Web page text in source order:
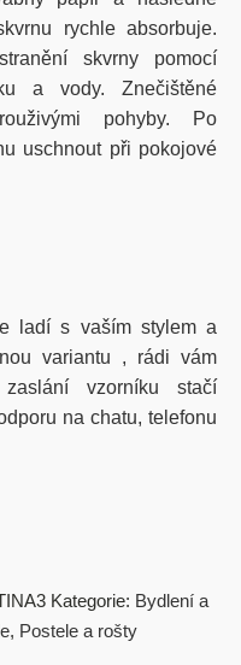
rychle absorbuje.
skvrny pomocí
a vody. Znečištěné
pohyby. Po
uschnout při pokojové
ladí s vaším stylem a
variantu , rádi vám
vzorníku stačí
na chatu, telefonu
Kategorie: Bydlení a
, Postele a rošty